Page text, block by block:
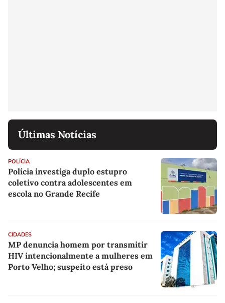
Últimas Notícias
POLÍCIA
Polícia investiga duplo estupro
coletivo contra adolescentes em
escola no Grande Recife
CIDADES
MP denuncia homem por transmitir
HIV intencionalmente a mulheres em
Porto Velho; suspeito está preso